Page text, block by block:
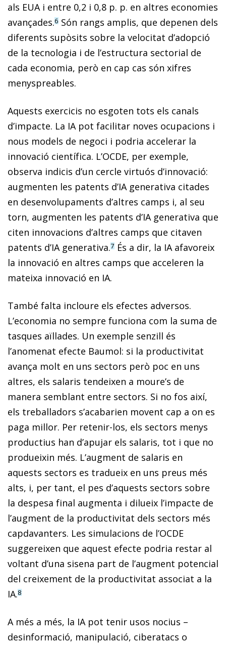
als EUA i entre 0,2 i 0,8 p. p. en altres economies
avançades.6 Són rangs amplis, que depenen dels
diferents supòsits sobre la velocitat d’adopció
de la tecnologia i de l’estructura sectorial de
cada economia, però en cap cas són xifres
menyspreables.
Aquests exercicis no esgoten tots els canals
d’impacte. La IA pot facilitar noves ocupacions i
nous models de negoci i podria accelerar la
innovació científica. L’OCDE, per exemple,
observa indicis d’un cercle virtuós d’innovació:
augmenten les patents d’IA generativa citades
en desenvolupaments d’altres camps i, al seu
torn, augmenten les patents d’IA generativa que
citen innovacions d’altres camps que citaven
patents d’IA generativa.7 És a dir, la IA afavoreix
la innovació en altres camps que acceleren la
mateixa innovació en IA.
També falta incloure els efectes adversos.
L’economia no sempre funciona com la suma de
tasques aïllades. Un exemple senzill és
l’anomenat efecte Baumol: si la productivitat
avança molt en uns sectors però poc en uns
altres, els salaris tendeixen a moure’s de
manera semblant entre sectors. Si no fos així,
els treballadors s’acabarien movent cap a on es
paga millor. Per retenir-los, els sectors menys
productius han d’apujar els salaris, tot i que no
produeixin més. L’augment de salaris en
aquests sectors es tradueix en uns preus més
alts, i, per tant, el pes d’aquests sectors sobre
la despesa final augmenta i dilueix l’impacte de
l’augment de la productivitat dels sectors més
capdavanters. Les simulacions de l’OCDE
suggereixen que aquest efecte podria restar al
voltant d’una sisena part de l’augment potencial
del creixement de la productivitat associat a la
IA.8
A més a més, la IA pot tenir usos nocius –
desinformació, manipulació, ciberatacs o